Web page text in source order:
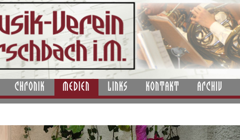
CHRONIK MEDIEN LINKS KONTAKT
ARCHIV